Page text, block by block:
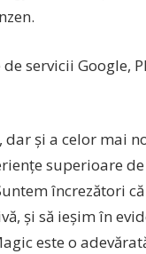
servicii Google,
și a celor mai
superioare
încrezători că
și să ieșim în
este o